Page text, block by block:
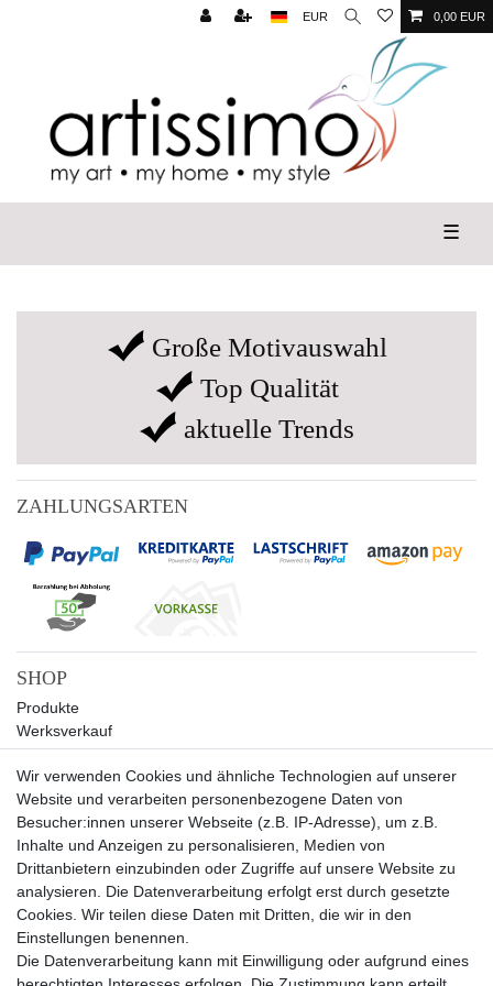
EUR 0,00 EUR
☰
Große Motivauswahl
Top Qualität
aktuelle Trends
ZAHLUNGSARTEN
SHOP
Produkte
Werksverkauf
Sale
UNTERNEHMEN
Über uns
Kontakt
SERVICE
Versand
Zahlung
Hilfe
Wir verwenden Cookies und ähnliche Technologien auf unserer
Website und verarbeiten personenbezogene Daten von
Besucher:innen unserer Webseite (z.B. IP-Adresse), um z.B.
Inhalte und Anzeigen zu personalisieren, Medien von
Drittanbietern einzubinden oder Zugriffe auf unsere Website zu
analysieren. Die Datenverarbeitung erfolgt erst durch gesetzte
Cookies. Wir teilen diese Daten mit Dritten, die wir in den
Einstellungen benennen.
Die Datenverarbeitung kann mit Einwilligung oder aufgrund eines